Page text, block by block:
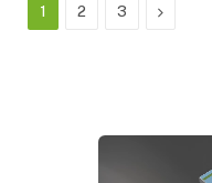
1 2 3 Next